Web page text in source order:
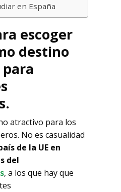
en España
escoger
destino
atractivo para los
No es casualidad
de la UE en
del
, a los que hay que